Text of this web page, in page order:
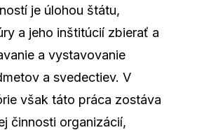
je úlohou štátu,
a jeho inštitúcií zbierať a
a vystavovanie
a svedectiev. V
však táto práca zostáva
činnosti organizácií,